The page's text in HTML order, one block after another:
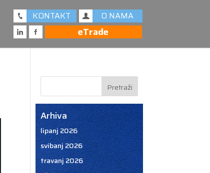
KONTAKT O NAMA
eTrade
Arhiva
lipanj 2026
svibanj 2026
travanj 2026